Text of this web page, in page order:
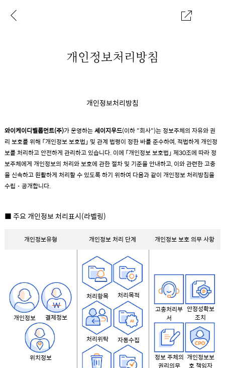
공
개인정보처리방침
개인정보처리방침
와이케이디벨롭먼트(주)가 운영하는세이지우드(이하 "회사")는 정보주체의 자유와 권
리 보호를 위해 「개인정보 보호법」 및 관계 법령이 정한 바를 준수하여, 적법하게 개인정
보를 처리하고 안전하게 관리하고 있습니다. 이에 「개인정보 보호법」 제30조에 따라 정
보주체에게 개인정보의 처리와 보호에 관한 절차 및 기준을 안내하고, 이와 관련한 고충
을 신속하고 원활하게 처리할 수 있도록 하기 위하여 다음과 같이 개인정보 처리방침을
수립・공개합니다.
■ 주요 개인정보 처리표시(라벨링)
개인정보유형 개인정보 처리 단계 개인정보 보호 의무 사항
개인정보 결제정보
위치정보
처리항목 처리목적
처리위탁 자동수집
고충처리부
서
안정성확보
조치
정보 주체의
권리의무
개인정보보
호 책임자